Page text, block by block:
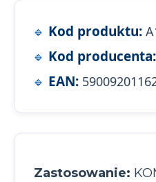
Kod produktu:
Kod producenta:
EAN:
Zastosowanie: